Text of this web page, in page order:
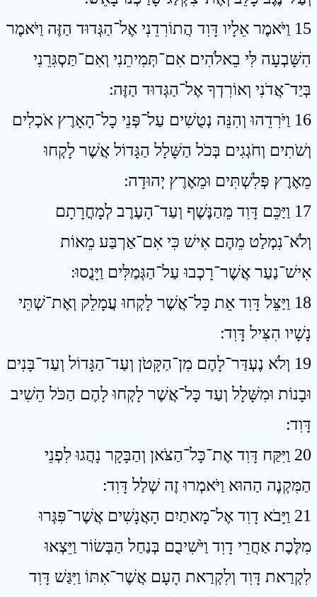
15 וַיֹּאמֶר אֵלָיו דָּוִד הֲתוֹרִדֵנִי אֶל־הַגְּדוּד הַזֶּה וַיֹּאמֶר
הִשָּׁבְעָה לִּי בֵאלֹהִים אִם־תְּמִיתֵנִי וְאִם־תַּסְגִּרֵנִי
בְּיַד־אֲדֹנִי וְאוֹרִדְךָ אֶל־הַגְּדוּד הַזֶּה ׃
16 וַיֹּרִדֵהוּ וְהִנֵּה נְטֻשִׁים עַל־פְּנֵי כָל־הָאָרֶץ אֹכְלִים
וְשֹׁתִים וְחֹגְגִים בְּכֹל הַשָּׁלָל הַגָּדוֹל אֲשֶׁר לָקְחוּ
מֵאֶרֶץ פְּלִשְׁתִּים וּמֵאֶרֶץ יְהוּדָה ׃
17 וַיַּכֵּם דָּוִד מֵהַנֶּשֶׁף וְעַד־הָעֶרֶב לְמָחֳרָתָם
וְלֹא־נִמְלַט מֵהֶם אִישׁ כִּי אִם־אַרְבַּע מֵאוֹת
אִישׁ־נַעַר אֲשֶׁר־רָכְבוּ עַל־הַגְּמַלִּים וַיָּנֻסוּ ׃
18 וַיַּצֵּל דָּוִד אֵת כָּל־אֲשֶׁר לָקְחוּ עֲמָלֵק וְאֶת־שְׁתֵּי
נָשָׁיו הִצִּיל דָּוִד ׃
19 וְלֹא נֶעְדַּר־לָהֶם מִן־הַקָּטֹן וְעַד־הַגָּדוֹל וְעַד־בָּנִים
וּבָנוֹת וּמִשָּׁלָל וְעַד כָּל־אֲשֶׁר לָקְחוּ לָהֶם הַכֹּל הֵשִׁיב
דָּוִד ׃
20 וַיִּקַּח דָּוִד אֶת־כָּל־הַצֹּאן וְהַבָּקָר נָהֲגוּ לִפְנֵי
הַמִּקְנֶה הַהוּא וַיֹּאמְרוּ זֶה שְׁלַל דָּוִד ׃
21 וַיָּבֹא דָוִד אֶל־מָאתַיִם הָאֲנָשִׁים אֲשֶׁר־פִּגְּרוּ
מִלֶּכֶת אַחֲרֵי דָוִד וַיֹּשִׁיבֻם בְּנַחַל הַבְּשׂוֹר וַיֵּצְאוּ
לִקְרַאת דָּוִד וְלִקְרַאת הָעָם אֲשֶׁר־אִתּוֹ וַיִּגַּשׁ דָּוִד